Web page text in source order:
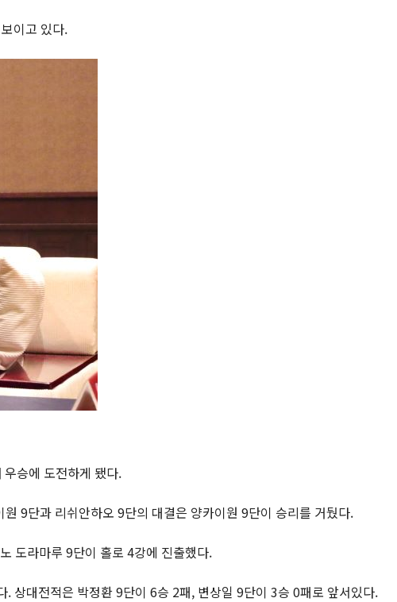
이고 있다.
승에 도전하게 됐다.
9단과 리쉬안하오 9단의 대결은 양카이원 9단이 승리를 거뒀다.
도라마루 9단이 홀로 4강에 진출했다.
상대전적은 박정환 9단이 6승 2패, 변상일 9단이 3승 0패로 앞서있다.